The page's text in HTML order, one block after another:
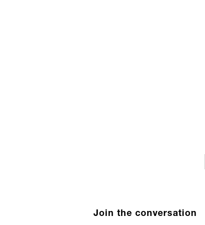
Join the conversation